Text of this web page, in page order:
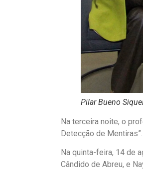
Pilar Bueno
Na terceira noite, o
Detecção de Mentiras”.
Na quinta-feira, 14 de
Cândido de Abreu, e